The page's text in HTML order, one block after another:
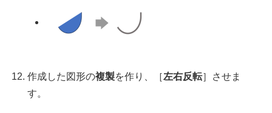
作成した図形の複製を作り、［左右反転］させま
す。